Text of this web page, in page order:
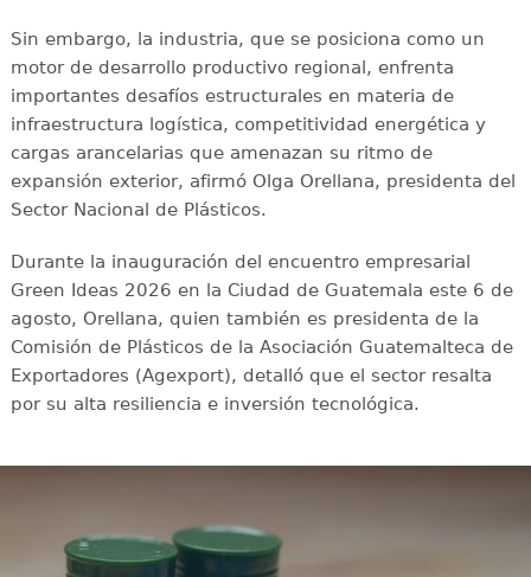
Sin embargo, la industria, que se posiciona como un
motor de desarrollo productivo regional, enfrenta
importantes desafíos estructurales en materia de
infraestructura logística, competitividad energética y
cargas arancelarias que amenazan su ritmo de
expansión exterior, afirmó Olga Orellana, presidenta del
Sector Nacional de Plásticos.
Durante la inauguración del encuentro empresarial
Green Ideas 2026 en la Ciudad de Guatemala este 6 de
agosto, Orellana, quien también es presidenta de la
Comisión de Plásticos de la Asociación Guatemalteca de
Exportadores (Agexport), detalló que el sector resalta
por su alta resiliencia e inversión tecnológica.